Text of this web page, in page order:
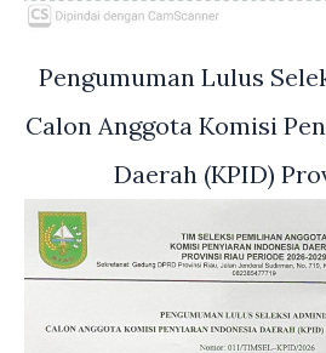
Pengumuman Lulus
Calon Anggota Komisi
Daerah (KPID)